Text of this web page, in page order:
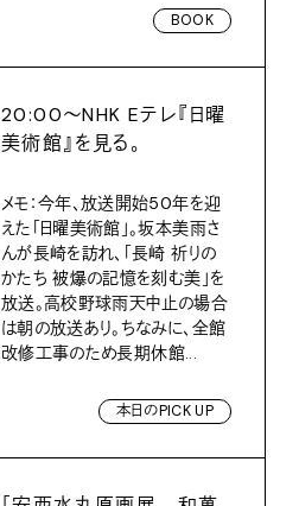
BOOK
20:00〜NHK Eテレ『日曜
美術館』を見る。
メモ：今年、放送開始50年を迎
えた「日曜美術館」。坂本美雨さ
んが長崎を訪れ、「長崎 祈りの
かたち 被爆の記憶を刻む美」を
放送。高校野球雨天中止の場合
は朝の放送あり。ちなみに、全館
改修工事のため長期休館...
本日のPICK UP